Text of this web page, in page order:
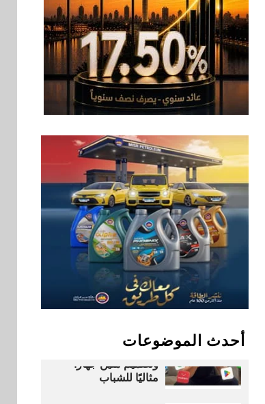
أحدث الموضوعات
7 بنوك
بنك مصر يشارك في
فعالية اليوم العالمي
للشباب ويقدم العديد
من العروض المجانية
بنوك
جاهزية المشروعات
الصغيرة والمتوسطة
للنمو والتوسع
9
اخبار
فيكسد مصر و”حلول”
تتشاركان في تطوير
أول منصة للسياحة
الصحية في مصر
والشرق الأوسط
وأفريقيا Tour4Cure
Max بطارية ضخمة
وتصميم متين جهازًا
مثاليًا للشباب